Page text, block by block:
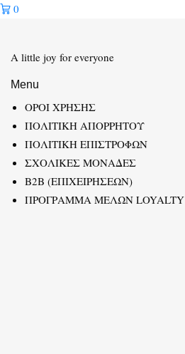
0
A little joy for everyone
Menu
ΟΡΟΙ ΧΡΗΣΗΣ
ΠΟΛΙΤΙΚΗ ΑΠΟΡΡΗΤΟΥ
ΠΟΛΙΤΙΚΗ ΕΠΙΣΤΡΟΦΩΝ
ΣΧΟΛΙΚΕΣ ΜΟΝΑΔΕΣ
B2B (ΕΠΙΧΕΙΡΗΣΕΩΝ)
ΠΡΟΓΡΑΜΜΑ ΜΕΛΩΝ LOYALTY